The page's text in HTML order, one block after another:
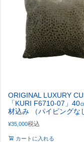
ORIGINAL LUXURY
「KURI F6710-07」40
材込み （パイピングな
¥35,000税込
カートに入れる